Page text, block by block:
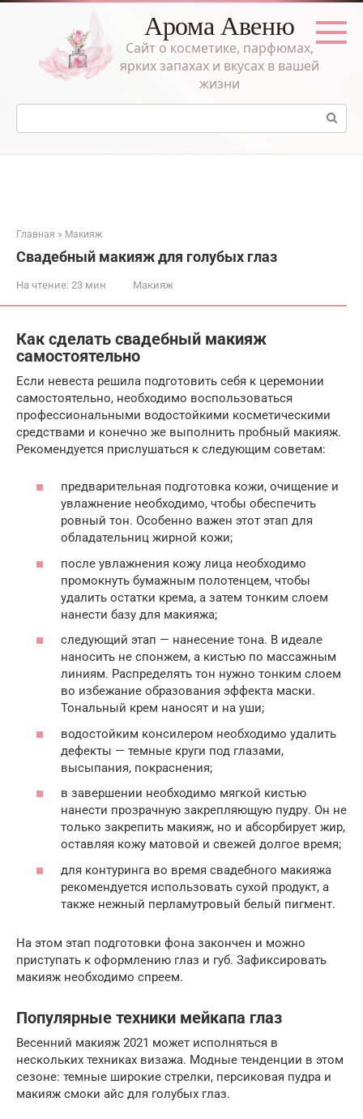
Перейти
Арома Авеню
Сайт о косметике, парфюмах,
ярких запахах и вкусах в вашей
жизни
Поиск:
Главная » Макияж
Свадебный макияж для голубых глаз
На чтение: 23 мин Макияж
Как сделать свадебный макияж
самостоятельно
Если невеста решила подготовить себя к церемонии
самостоятельно, необходимо воспользоваться
профессиональными водостойкими косметическими
средствами и конечно же выполнить пробный макияж.
Рекомендуется прислушаться к следующим советам:
предварительная подготовка кожи, очищение и
увлажнение необходимо, чтобы обеспечить
ровный тон. Особенно важен этот этап для
обладательниц жирной кожи;
после увлажнения кожу лица необходимо
промокнуть бумажным полотенцем, чтобы
удалить остатки крема, а затем тонким слоем
нанести базу для макияжа;
следующий этап — нанесение тона. В идеале
наносить не спонжем, а кистью по массажным
линиям. Распределять тон нужно тонким слоем
во избежание образования эффекта маски.
Тональный крем наносят и на уши;
водостойким консилером необходимо удалить
дефекты — темные круги под глазами,
высыпания, покраснения;
в завершении необходимо мягкой кистью
нанести прозрачную закрепляющую пудру. Он не
только закрепить макияж, но и абсорбирует жир,
оставляя кожу матовой и свежей долгое время;
для контуринга во время свадебного макияжа
рекомендуется использовать сухой продукт, а
также нежный перламутровый белый пигмент.
На этом этап подготовки фона закончен и можно
приступать к оформлению глаз и губ. Зафиксировать
макияж необходимо спреем.
Популярные техники мейкапа глаз
Весенний макияж 2021 может исполняться в
нескольких техниках визажа. Модные тенденции в этом
сезоне: темные широкие стрелки, персиковая пудра и
макияж смоки айс для голубых глаз.